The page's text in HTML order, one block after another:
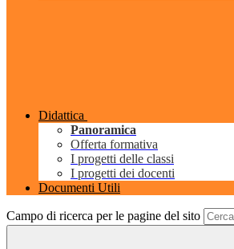
Didattica
Panoramica
Offerta formativa
I progetti delle classi
I progetti dei docenti
Documenti Utili
Campo di ricerca per le pagine del sito